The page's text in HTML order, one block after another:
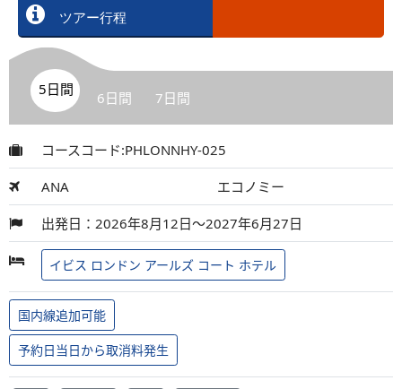
ツアー行程
5日間 6日間 7日間
コースコード:PHLONNHY-025
ANA エコノミー
出発日：2026年8月12日～2027年6月27日
イビス ロンドン アールズ コート ホテル
国内線追加可能
予約日当日から取消料発生